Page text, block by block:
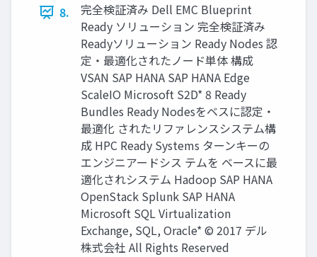
8.
完全検証済み Dell EMC Blueprint
Ready ソリューション 完全検証済み
Readyソリューション Ready Nodes 認
定・最適化されたノード単体 構成
VSAN SAP HANA SAP HANA Edge
ScaleIO Microsoft S2D* 8 Ready
Bundles Ready Nodesをベスに認定・
最適化 されたリファレンスシステム構
成 HPC Ready Systems ターンキーの
エンジニアードシス テムを ベースに最
適化されシステム Hadoop SAP HANA
OpenStack Splunk SAP HANA
Microsoft SQL Virtualization
Exchange, SQL, Oracle* © 2017 デル
株式会社 All Rights Reserved